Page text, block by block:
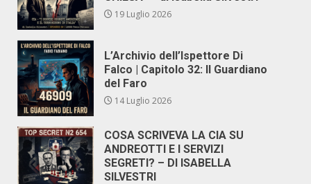
19 Luglio 2026
L’Archivio dell’Ispettore Di
Falco | Capitolo 32: Il Guardiano
del Faro
14 Luglio 2026
COSA SCRIVEVA LA CIA SU
ANDREOTTI E I SERVIZI
SEGRETI? – DI ISABELLA
SILVESTRI